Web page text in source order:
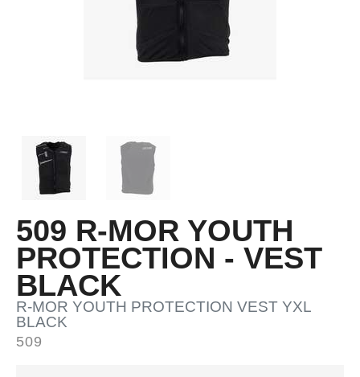
509 R-MOR YOUTH
PROTECTION - VEST
BLACK
R-MOR YOUTH PROTECTION VEST YXL
BLACK
509